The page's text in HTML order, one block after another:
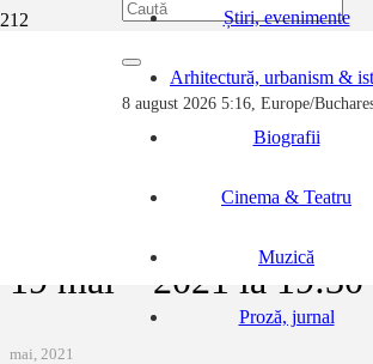
8 august 2026 5:16, Europe/
Știri, evenimente
Arhitectură, urbanism &
Biografii
Cinema & Teatru
Muzică
Proză, jurnal
Noutăți, evenimente, știri...
Saloanele literare „Familia” #3 – 19 mai –
19 mai – 2021 la 19:30
mai, 2021